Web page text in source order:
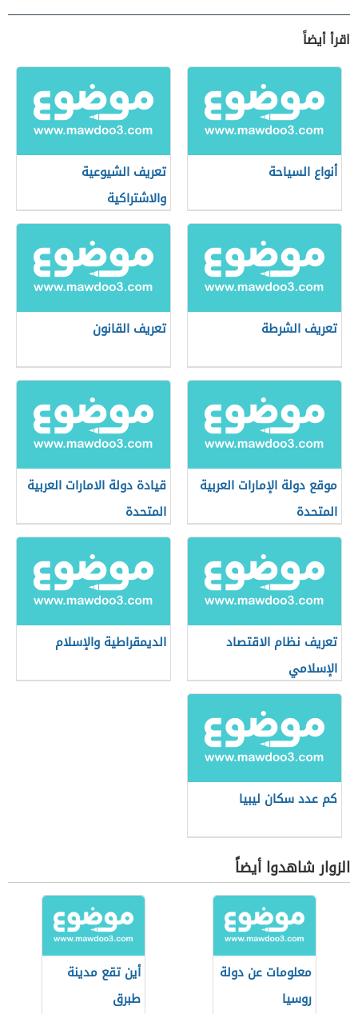
اقرأ أيضاً
أنواع السياحة
تعريف الشيوعية
والاشتراكية
تعريف الشرطة تعريف القانون
موقع دولة الإمارات العربية
المتحدة
قيادة دولة الامارات العربية
المتحدة
تعريف نظام الاقتصاد
الإسلامي
الديمقراطية والإسلام
كم عدد سكان ليبيا
الزوار شاهدوا أيضاً
معلومات عن دولة
روسيا
أين تقع مدينة
طبرق